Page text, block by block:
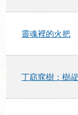
靈魂裡的火把
丁窈窕樹：樹á